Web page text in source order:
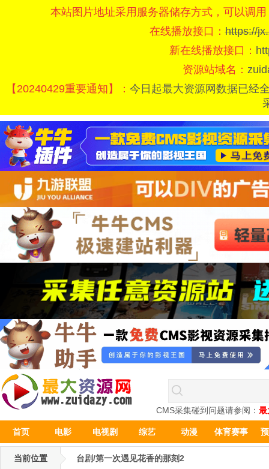
本站图片地址采用服务器储存方式，可以调
在线播放接口：https://
新在线播放接口：
资源站域名：
【20240429重要通知】： 今日起最大资源网数据已经
CMS采集碰到问题请参阅： 最
首页 电影 电视剧 综艺 动漫 体育赛事
当前位置 台剧/第一次遇见花香的那刻2